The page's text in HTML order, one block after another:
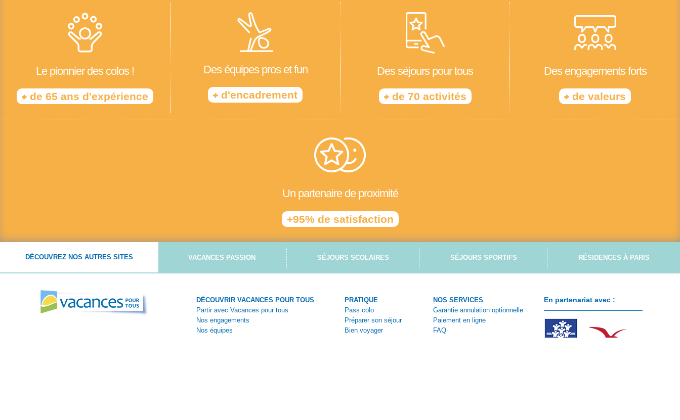
Le pionnier des colos !
+ de 65 ans d'expérience
Des équipes pros et fun
+ d'encadrement
Des séjours pour tous
+de 70 activités
Des engagements forts
+ de valeurs
Un partenaire de proximité
+95% de satisfaction
DÉCOUVREZ NOS AUTRES SITES VACANCES PASSION SÉJOURS SCOLAIRES SÉJOURS SPORTIFS RÉSIDENCES À PARIS
DÉCOUVRIR VACANCES POUR TOUS
Partir avec Vacances pour tous
Nos engagements
Nos équipes
PRATIQUE
Pass colo
Préparer son séjour
Bien voyager
NOS SERVICES
Garantie annulation optionnelle
Paiement en ligne
FAQ
En partenariat avec :